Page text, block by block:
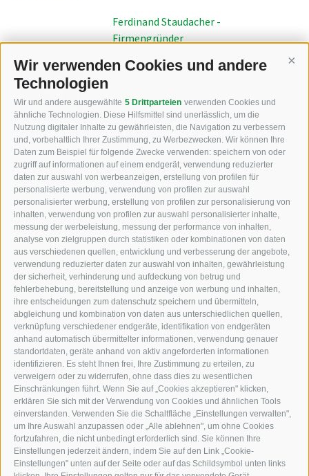
Wir verwenden Cookies und andere
Technologien
Wir und andere ausgewählte 5 Drittparteien verwenden Cookies und
ähnliche Technologien. Diese Hilfsmittel sind unerlässlich, um die
Nutzung digitaler Inhalte zu gewährleisten, die Navigation zu verbessern
und, vorbehaltlich Ihrer Zustimmung, zu Werbezwecken. Wir können Ihre
Daten zum Beispiel für folgende Zwecke verwenden: speichern von oder
zugriff auf informationen auf einem endgerät, verwendung reduzierter
daten zur auswahl von werbeanzeigen, erstellung von profilen für
personalisierte werbung, verwendung von profilen zur auswahl
personalisierter werbung, erstellung von profilen zur personalisierung von
inhalten, verwendung von profilen zur auswahl personalisierter inhalte,
messung der werbeleistung, messung der performance von inhalten,
analyse von zielgruppen durch statistiken oder kombinationen von daten
aus verschiedenen quellen, entwicklung und verbesserung der angebote,
verwendung reduzierter daten zur auswahl von inhalten, gewährleistung
der sicherheit, verhinderung und aufdeckung von betrug und
fehlerbehebung, bereitstellung und anzeige von werbung und inhalten,
ihre entscheidungen zum datenschutz speichern und übermitteln,
abgleichung und kombination von daten aus unterschiedlichen quellen,
verknüpfung verschiedener endgeräte, identifikation von endgeräten
anhand automatisch übermittelter informationen, verwendung genauer
standortdaten, geräte anhand von aktiv angeforderten informationen
identifizieren. Es steht Ihnen frei, Ihre Zustimmung zu erteilen, zu
verweigern oder zu widerrufen, ohne dass dies zu wesentlichen
Einschränkungen führt. Wenn Sie auf „Cookies akzeptieren" klicken,
erklären Sie sich mit der Verwendung von Cookies und ähnlichen Tools
einverstanden. Verwenden Sie die Schaltfläche „Einstellungen verwalten",
um Ihre Auswahl anzupassen oder „Alle ablehnen", um ohne Cookies
fortzufahren, die nicht unbedingt erforderlich sind. Sie können Ihre
Einstellungen jederzeit ändern, indem Sie auf den Link „Cookie-
Einstellungen" unten auf der Seite oder auf das Schildsymbol unten links
Ferdinand Staudacher -
Firmengründer
Falls Sie eine Maschine kaufen oder
nicht, ein Angebot von uns
einzuholen
Philipp Staudacher - Beratung
KFZ, Bau und Landmaschinen
Industriezone Unterackern Fuggerstraße 18
I-39049Südtirol (BZ)
+39 0472 766010
+39 0472 766585
info@staudacher.it